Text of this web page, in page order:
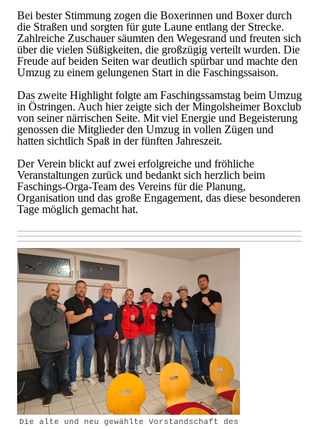
Bei bester Stimmung zogen die Boxerinnen und Boxer durch
die Straßen und sorgten für gute Laune entlang der Strecke.
Zahlreiche Zuschauer säumten den Wegesrand und freuten sich
über die vielen Süßigkeiten, die großzügig verteilt wurden. Die
Freude auf beiden Seiten war deutlich spürbar und machte den
Umzug zu einem gelungenen Start in die Faschingssaison.
Das zweite Highlight folgte am Faschingssamstag beim Umzug
in Östringen. Auch hier zeigte sich der Mingolsheimer Boxclub
von seiner närrischen Seite. Mit viel Energie und Begeisterung
genossen die Mitglieder den Umzug in vollen Zügen und
hatten sichtlich Spaß in der fünften Jahreszeit.
Der Verein blickt auf zwei erfolgreiche und fröhliche
Veranstaltungen zurück und bedankt sich herzlich beim
Faschings-Orga-Team des Vereins für die Planung,
Organisation und das große Engagement, das diese besonderen
Tage möglich gemacht hat.
Die alte und neu gewählte Vorstandschaft des